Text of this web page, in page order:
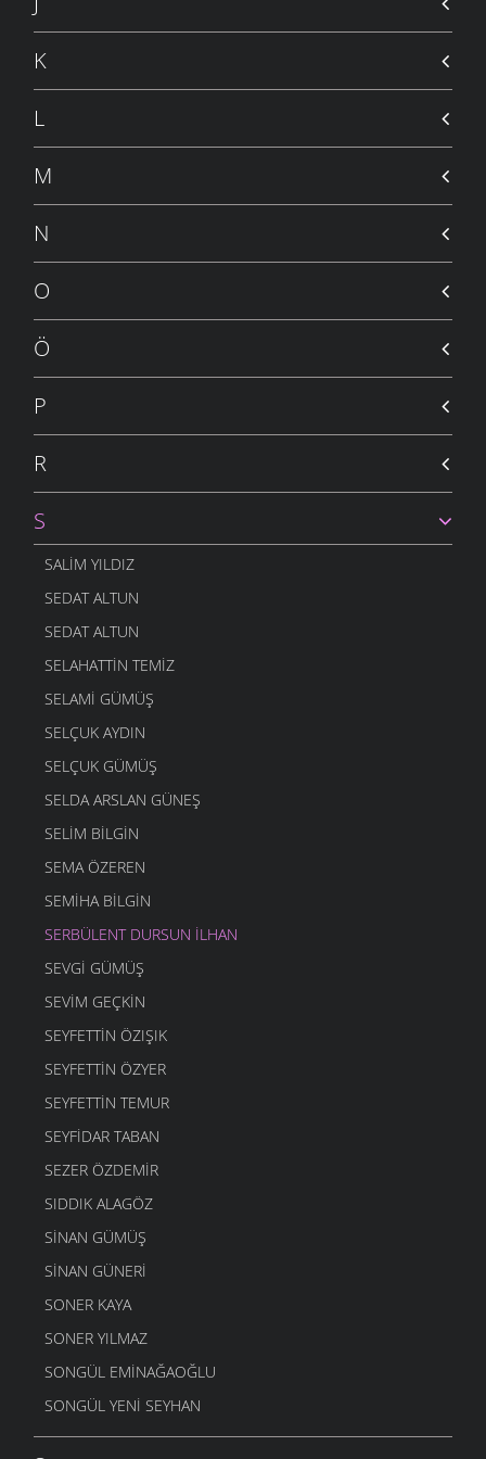
K
L
M
N
O
Ö
P
R
S
SALIM YILDIZ
SEDAT ALTUN
SEDAT ALTUN
SELAHATTIN TEMIZ
SELAMI GÜMÜŞ
SELÇUK AYDIN
SELÇUK GÜMÜŞ
SELDA ARSLAN GÜNEŞ
SELIM BILGIN
SEMA ÖZEREN
SEMIHA BILGIN
SERBÜLENT DURSUN İLHAN
SEVGI GÜMÜŞ
SEVIM GEÇKIN
SEYFETTIN ÖZIŞIK
SEYFETTIN ÖZYER
SEYFETTIN TEMUR
SEYFIDAR TABAN
SEZER ÖZDEMIR
SIDDIK ALAGÖZ
SINAN GÜMÜŞ
SINAN GÜNERI
SONER KAYA
SONER YILMAZ
SONGÜL EMINAĞAOĞLU
SONGÜL YENI SEYHAN